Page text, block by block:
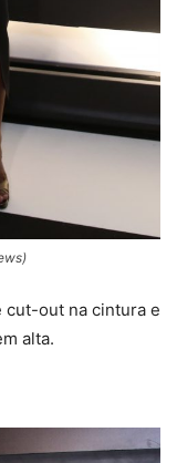
cut-out na cintura e
alta.